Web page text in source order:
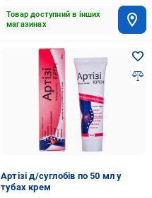
Товар доступний в інших
магазинах
Артізі д/суглобів по 50 мл у
тубах крем